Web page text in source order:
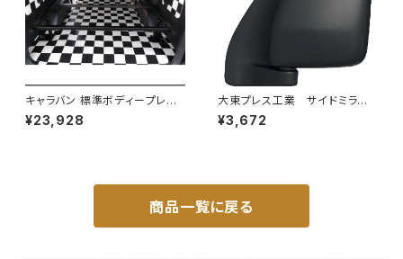
キャラバン 標準ボディープレミ
アムＧＸ/ＧＸライダ～用ベッドキ
ットフレーム GZ100-1
¥23,928
大東プレス工業 サイドミラー/
バックミラーダイハツ ハイゼッ
トカーゴ 左 06年～ DI-64
¥3,672
商品一覧に戻る